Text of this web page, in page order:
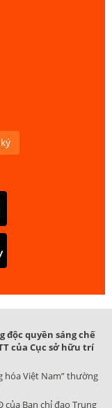
độc quyền sáng chế
của Cục sở hữu trí
hóa Việt Nam” thường
của Ban chỉ đạo Trung